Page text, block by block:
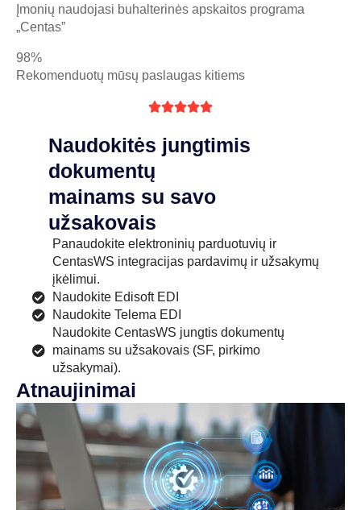
Įmonių naudojasi buhalterinės apskaitos programa
„Centas”
98%
Rekomenduotų mūsų paslaugas kitiems

Naudokitės jungtimis
dokumentų
mainams su savo
užsakovais
Panaudokite elektroninių parduotuvių ir
CentasWS integracijas pardavimų ir užsakymų
įkėlimui.
Naudokite Edisoft EDI
Naudokite Telema EDI
Naudokite CentasWS jungtis dokumentų
mainams su užsakovais (SF, pirkimo
užsakymai).
Atnaujinimai